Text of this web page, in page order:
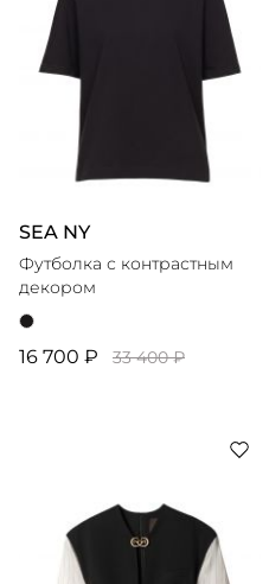
SEA NY
Футболка с контрастным
декором
16 700 ₽ 33 400 ₽